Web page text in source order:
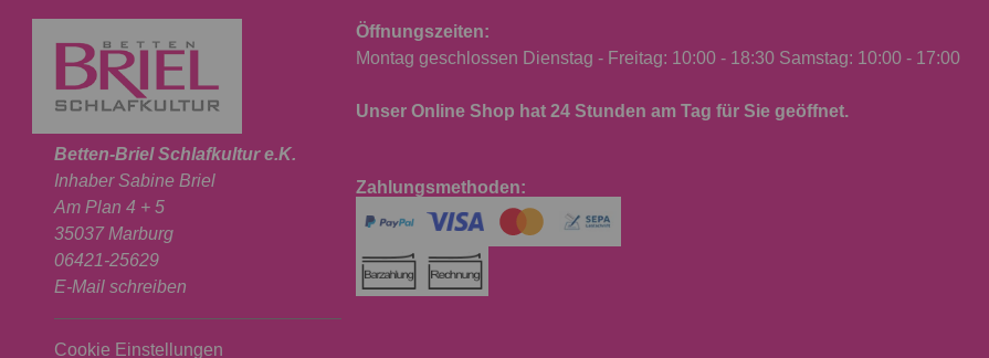
Betten-Briel Schlafkultur e.K.
Inhaber Sabine Briel
Am Plan 4 + 5
35037 Marburg
06421-25629
E-Mail schreiben
Cookie Einstellungen
Öffnungszeiten:
Montag geschlossen Dienstag - Freitag: 10:00 - 18:30 Samstag: 10:00 - 17:00
Unser Online Shop hat 24 Stunden am Tag für Sie geöffnet.
Zahlungsmethoden: